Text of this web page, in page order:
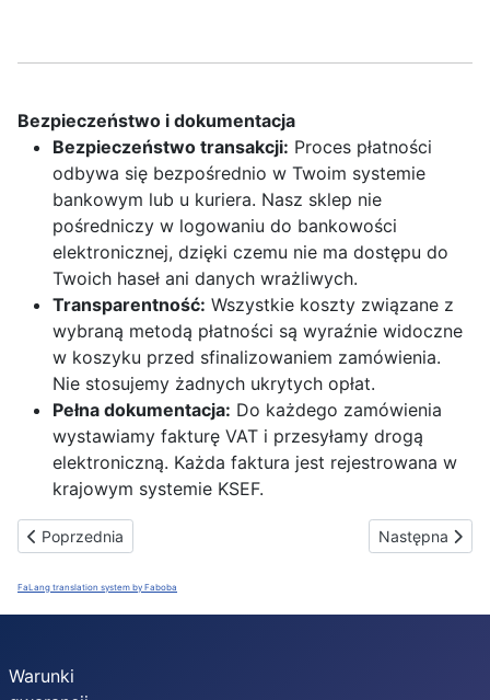
Bezpieczeństwo i dokumentacja
Bezpieczeństwo transakcji: Proces płatności
odbywa się bezpośrednio w Twoim systemie
bankowym lub u kuriera. Nasz sklep nie
pośredniczy w logowaniu do bankowości
elektronicznej, dzięki czemu nie ma dostępu do
Twoich haseł ani danych wrażliwych.
Transparentność: Wszystkie koszty związane z
wybraną metodą płatności są wyraźnie widoczne
w koszyku przed sfinalizowaniem zamówienia.
Nie stosujemy żadnych ukrytych opłat.
Pełna dokumentacja: Do każdego zamówienia
wystawiamy fakturę VAT i przesyłamy drogą
elektroniczną. Każda faktura jest rejestrowana w
krajowym systemie KSEF.
Poprzednia strona: Polityka zwrotów
Poprzednia Następna
Następna
FaLang translation system by Faboba
Warunki